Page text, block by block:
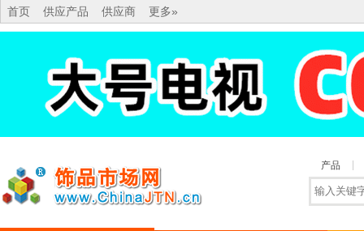
首页 供应产品 供应商 更多»
产品